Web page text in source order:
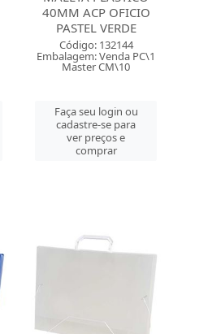
40MM ACP OFICIO
PASTEL VERDE
Código: 132144
Embalagem: Venda PC\1
Master CM\10
Faça seu login ou
cadastre-se para
ver preços e
comprar